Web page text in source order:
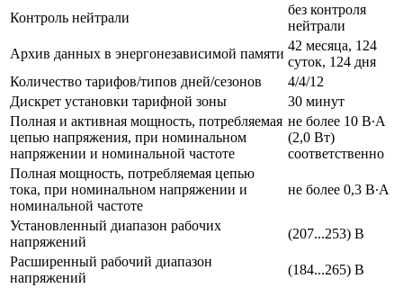
Контроль нейтрали
без контроля
нейтрали
Архив данных в энергонезависимой памяти
42 месяца, 124
суток, 124 дня
Количество тарифов/типов дней/сезонов
4/4/12
Дискрет установки тарифной зоны
30 минут
Полная и активная мощность, потребляемая
цепью напряжения, при номинальном
напряжении и номинальной частоте
не более 10 В·А
(2,0 Вт)
соответственно
Полная мощность, потребляемая цепью
тока, при номинальном напряжении и
номинальной частоте
не более 0,3 В·А
Установленный диапазон рабочих
напряжений
(207...253) B
Расширенный рабочий диапазон
напряжений
(184...265) B